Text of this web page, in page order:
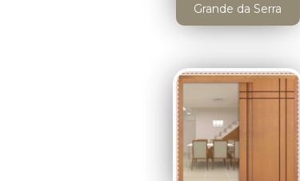
Grande da Serra